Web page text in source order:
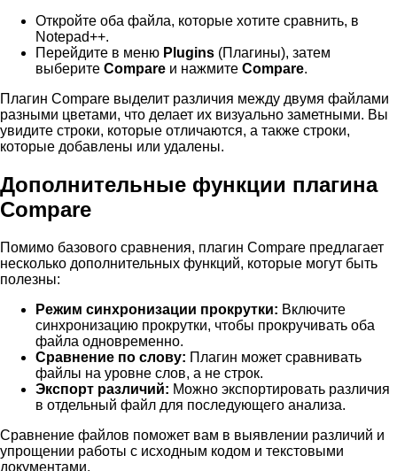
Откройте оба файла, которые хотите сравнить, в
Notepad++.
Перейдите в меню Plugins (Плагины), затем
выберите Compare и нажмите Compare.
Плагин Compare выделит различия между двумя файлами
разными цветами, что делает их визуально заметными. Вы
увидите строки, которые отличаются, а также строки,
которые добавлены или удалены.
Дополнительные функции плагина
Compare
Помимо базового сравнения, плагин Compare предлагает
несколько дополнительных функций, которые могут быть
полезны:
Режим синхронизации прокрутки: Включите
синхронизацию прокрутки, чтобы прокручивать оба
файла одновременно.
Сравнение по слову: Плагин может сравнивать
файлы на уровне слов, а не строк.
Экспорт различий: Можно экспортировать различия
в отдельный файл для последующего анализа.
Сравнение файлов поможет вам в выявлении различий и
упрощении работы с исходным кодом и текстовыми
документами.